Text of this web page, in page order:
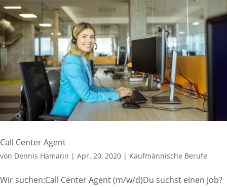
Call Center Agent
von Dennis Hamann | Apr. 20, 2020 | Kaufmännische Berufe
Wir suchen:Call Center Agent (m/w/d)Du suchst einen Job?